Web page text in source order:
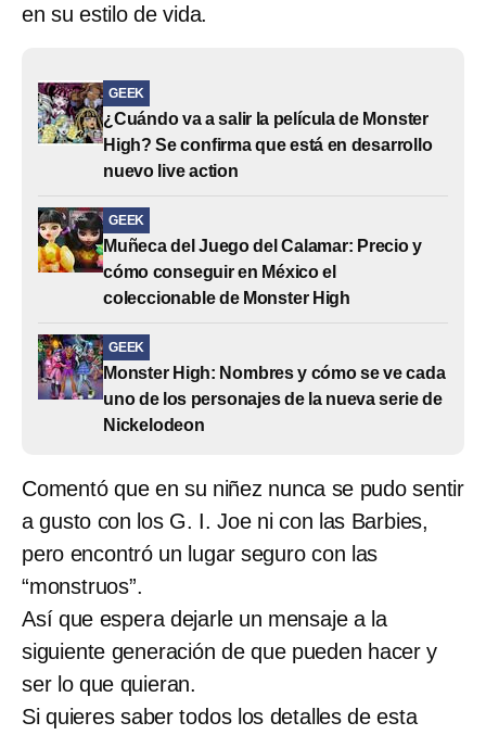
en su estilo de vida.
GEEK
¿Cuándo va a salir la película de Monster
High? Se confirma que está en desarrollo
nuevo live action
GEEK
Muñeca del Juego del Calamar: Precio y
cómo conseguir en México el
coleccionable de Monster High
GEEK
Monster High: Nombres y cómo se ve cada
uno de los personajes de la nueva serie de
Nickelodeon
Comentó que en su niñez nunca se pudo sentir
a gusto con los G. I. Joe ni con las Barbies,
pero encontró un lugar seguro con las
“monstruos”.
Así que espera dejarle un mensaje a la
siguiente generación de que pueden hacer y
ser lo que quieran.
Si quieres saber todos los detalles de esta